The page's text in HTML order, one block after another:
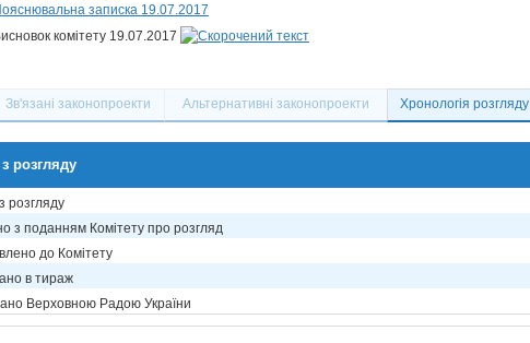
записка 19.07.2017
комітету 19.07.2017
Зв'язані законопроекти Альтернативні законопроекти Хронологія розгляду
розгляду
розгляду
з поданням Комітету про розгляд
до Комітету
в тираж
Верховною Радою України